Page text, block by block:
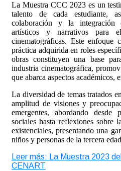
La Muestra CCC 2023 es un
talento de cada estudiante,
colaboración y la integración
artísticos y narrativos para
cinematográficas. Este enfoque
práctica adquirida en roles
obras constituyen una base
industria cinematográfica,
que abarca aspectos académicos,
La diversidad de temas tratados
amplitud de visiones y
emergentes, abordando desde
sociales hasta reflexiones sobre
existenciales, presentando una
niños y personas de la tercera
Leer más: La Muestra 2023
CENART